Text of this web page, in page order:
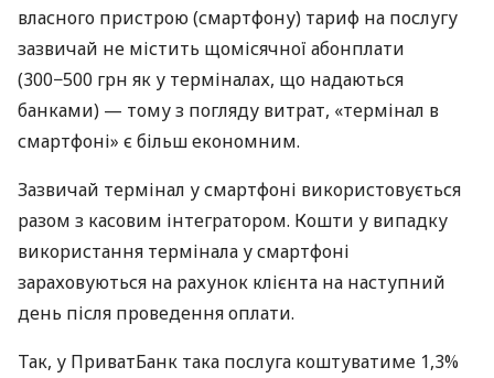
власного пристрою (смартфону) тариф на послугу
зазвичай не містить щомісячної абонплати
(300−500 грн як у терміналах, що надаються
банками) — тому з погляду витрат, «термінал в
смартфоні» є більш економним.
Зазвичай термінал у смартфоні використовується
разом з касовим інтегратором. Кошти у випадку
використання термінала у смартфоні
зараховуються на рахунок клієнта на наступний
день після проведення оплати.
Так, у ПриватБанк така послуга коштуватиме 1,3%